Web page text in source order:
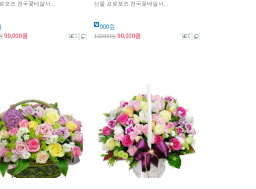
포즈 전국꽃배달서...
90,000원
선물 프로포즈 전국꽃배달서...
900원
100000원90,000원